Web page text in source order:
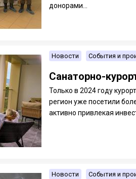
донорами...
Новости События и
Санаторно-
Только в 2024 году
регион уже посетили
активно привлекая
Новости События и